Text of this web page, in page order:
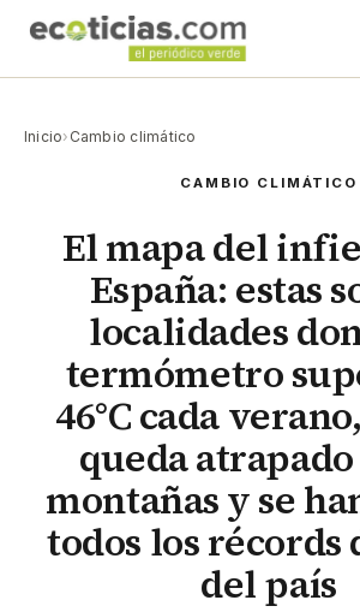
Inicio› Cambio climático
CAMBIO CLIMÁTICO
El mapa del
España: estas
localidades
termómetro
46°C cada
queda
montañas y se
todos los récords
del país